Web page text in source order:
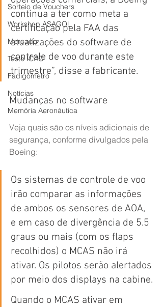
Sorteio de Vouchers
Workshop ASAGOL
Mercado
Teste ICAO
Fadigômetro
Notícias
Memória Aeronáutica
continua a ter como meta a
certificação pela FAA das
atualizações do software de
controle de voo durante este
trimestre”, disse a fabricante.
Mudanças no software
Veja quais são os níveis adicionais de
segurança, conforme divulgados pela
Boeing:
Os sistemas de controle de voo
irão comparar as informações
de ambos os sensores de AOA,
e em caso de divergência de 5.5
graus ou mais (com os flaps
recolhidos) o MCAS não irá
ativar. Os pilotos serão alertados
por meio dos displays na cabine.
Quando o MCAS ativar em